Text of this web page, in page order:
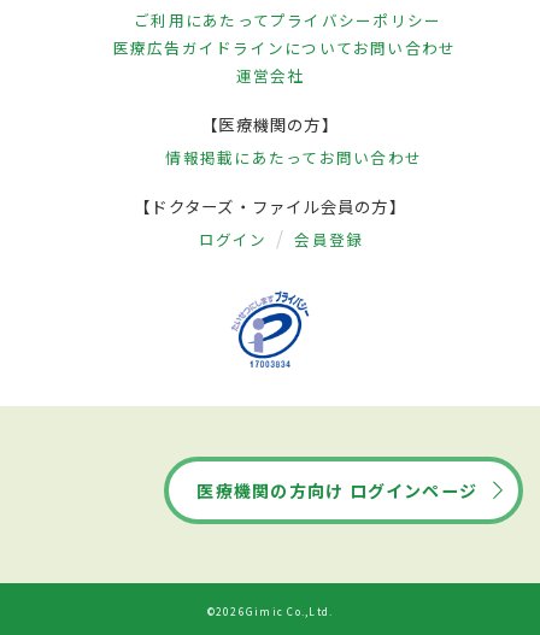
ご利用にあたってプライバシーポリシー
医療広告ガイドラインについてお問い合わせ
運営会社
【医療機関の方】
情報掲載にあたって お問い合わせ
【ドクターズ・ファイル会員の方】
ログイン 会員登録
医療機関の方向け ログインページ
©2026Gimic Co.,Ltd.